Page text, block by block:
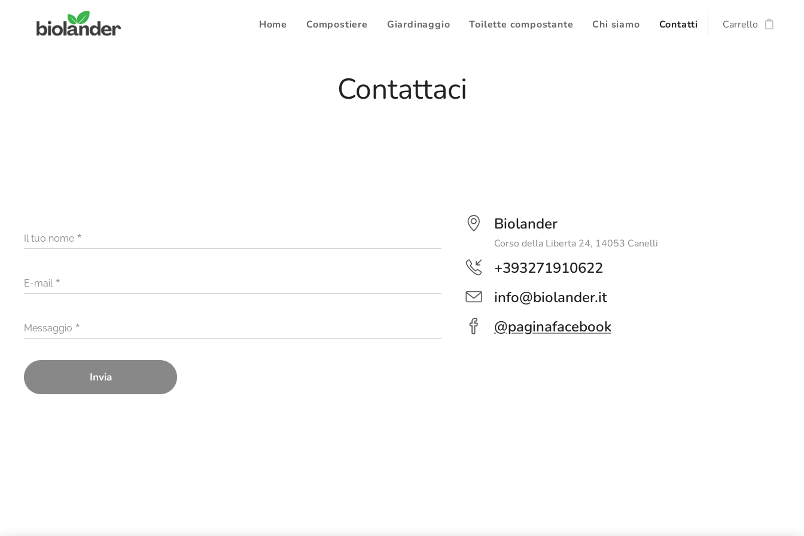
Home Compostiere Giardinaggio Toilette compostante Chi siamo Contatti Carrello
Contattaci
Il tuo nome
E-mail
Messaggio
Invia
Biolander
Corso della Liberta 24, 14053 Canelli
+393271910622
info@biolander.it
@paginafacebook